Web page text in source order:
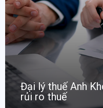
Đại lý thuế Anh
rủi ro thuế